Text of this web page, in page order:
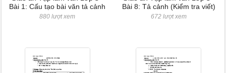
Bài 1: Cấu tạo bài văn tả cảnh
880 lượt xem
Bài 8: Tả cảnh (Kiểm tra viết)
672 lượt xem